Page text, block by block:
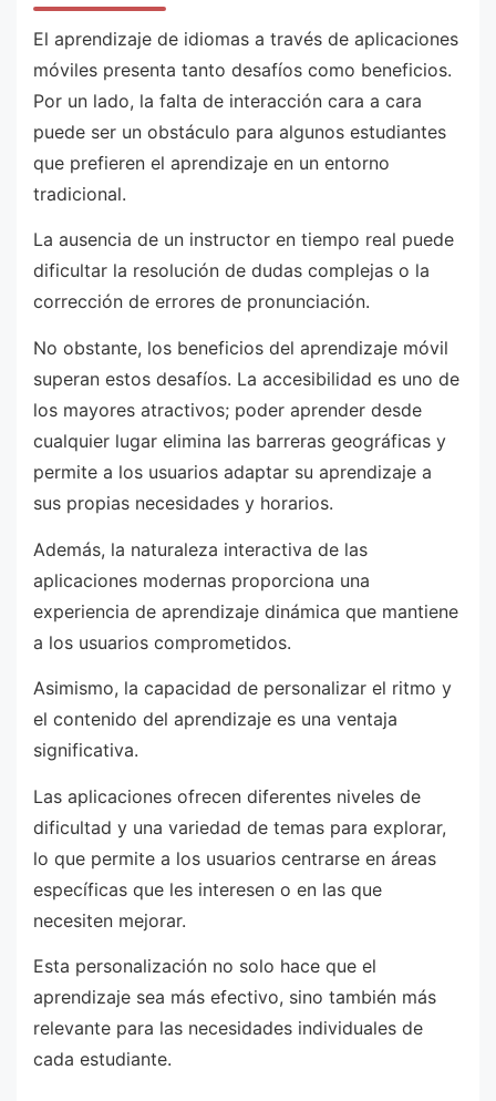
El aprendizaje de idiomas a través de aplicaciones
móviles presenta tanto desafíos como beneficios.
Por un lado, la falta de interacción cara a cara
puede ser un obstáculo para algunos estudiantes
que prefieren el aprendizaje en un entorno
tradicional.
La ausencia de un instructor en tiempo real puede
dificultar la resolución de dudas complejas o la
corrección de errores de pronunciación.
No obstante, los beneficios del aprendizaje móvil
superan estos desafíos. La accesibilidad es uno de
los mayores atractivos; poder aprender desde
cualquier lugar elimina las barreras geográficas y
permite a los usuarios adaptar su aprendizaje a
sus propias necesidades y horarios.
Además, la naturaleza interactiva de las
aplicaciones modernas proporciona una
experiencia de aprendizaje dinámica que mantiene
a los usuarios comprometidos.
Asimismo, la capacidad de personalizar el ritmo y
el contenido del aprendizaje es una ventaja
significativa.
Las aplicaciones ofrecen diferentes niveles de
dificultad y una variedad de temas para explorar,
lo que permite a los usuarios centrarse en áreas
específicas que les interesen o en las que
necesiten mejorar.
Esta personalización no solo hace que el
aprendizaje sea más efectivo, sino también más
relevante para las necesidades individuales de
cada estudiante.